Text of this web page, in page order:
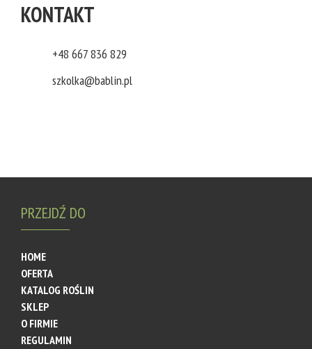
KONTAKT
+48 667 836 829
szkolka@bablin.pl
PRZEJDŹ DO
HOME
OFERTA
KATALOG ROŚLIN
SKLEP
O FIRMIE
REGULAMIN